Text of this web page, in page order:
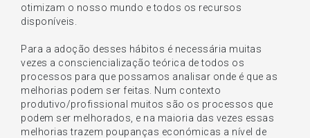
otimizam o nosso mundo e todos os recursos
disponíveis.
Para a adoção desses hábitos é necessária muitas
vezes a consciencialização teórica de todos os
processos para que possamos analisar onde é que as
melhorias podem ser feitas. Num contexto
produtivo/profissional muitos são os processos que
podem ser melhorados, e na maioria das vezes essas
melhorias trazem poupanças económicas a nível de